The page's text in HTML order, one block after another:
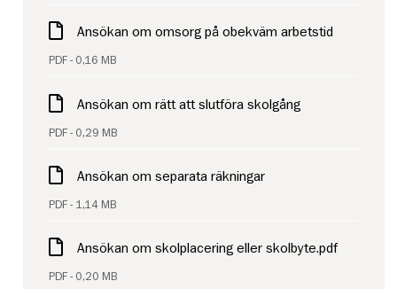
Ansökan om omsorg på obekväm arbetstid
PDF - 0,16 MB
Ansökan om rätt att slutföra skolgång
PDF - 0,29 MB
Ansökan om separata räkningar
PDF - 1,14 MB
Ansökan om skolplacering eller skolbyte.pdf
PDF - 0,20 MB